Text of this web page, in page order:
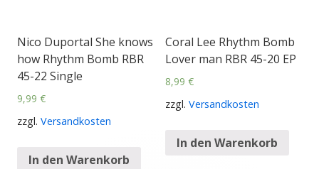
Nico Duportal She knows
how Rhythm Bomb RBR
45-22 Single
9,99 €
zzgl. Versandkosten
In den Warenkorb
Coral Lee Rhythm Bomb
Lover man RBR 45-20 EP
8,99 €
zzgl. Versandkosten
In den Warenkorb